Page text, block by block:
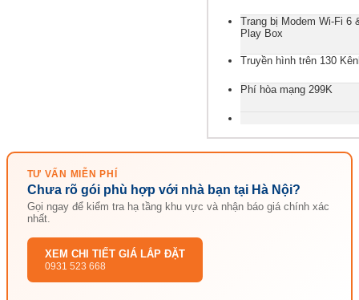
Trang bị Modem Wi-Fi 6
Play Box
Truyền hình trên 130
Phí hòa mạng 299K
TƯ VẤN MIỄN PHÍ
Chưa rõ gói phù hợp với nhà bạn tại Hà Nội?
Gọi ngay để kiểm tra hạ tầng khu vực và nhận báo giá chính xác
nhất.
XEM CHI TIẾT GIÁ LẮP ĐẶT
0931 523 668